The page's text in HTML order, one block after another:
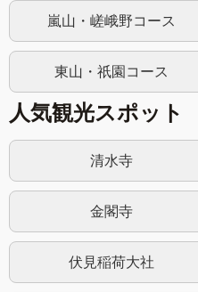
嵐山・嵯峨野コース
東山・祇園コース
人気観光スポット
清水寺
金閣寺
伏見稲荷大社